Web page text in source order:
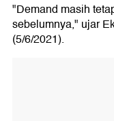
"Demand masih
sebelumnya," ujar
(5/6/2021).